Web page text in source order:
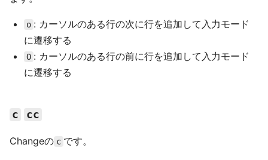
o : カーソルのある行の次に行を追加して入力モード
に遷移する
O : カーソルのある行の前に行を追加して入力モード
に遷移する
c cc
Changeの c です。